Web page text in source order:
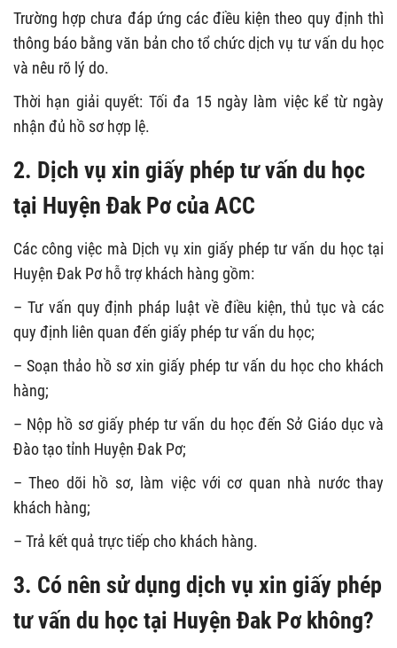
Trường hợp chưa đáp ứng các điều kiện theo quy định thì
thông báo bằng văn bản cho tổ chức dịch vụ tư vấn du học
và nêu rõ lý do.
Thời hạn giải quyết: Tối đa 15 ngày làm việc kể từ ngày
nhận đủ hồ sơ hợp lệ.
2. Dịch vụ xin giấy phép tư vấn du học
tại Huyện Đak Pơ của ACC
Các công việc mà Dịch vụ xin giấy phép tư vấn du học tại
Huyện Đak Pơ hỗ trợ khách hàng gồm:
– Tư vấn quy định pháp luật về điều kiện, thủ tục và các
quy định liên quan đến giấy phép tư vấn du học;
– Soạn thảo hồ sơ xin giấy phép tư vấn du học cho khách
hàng;
– Nộp hồ sơ giấy phép tư vấn du học đến Sở Giáo dục và
Đào tạo tỉnh Huyện Đak Pơ;
– Theo dõi hồ sơ, làm việc với cơ quan nhà nước thay
khách hàng;
– Trả kết quả trực tiếp cho khách hàng.
3. Có nên sử dụng dịch vụ xin giấy phép
tư vấn du học tại Huyện Đak Pơ không?